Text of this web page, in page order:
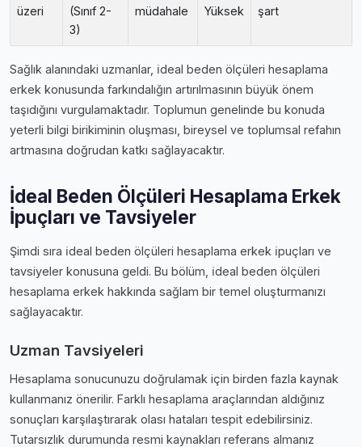
üzeri
(Sınıf 2-
3)
müdahale
Yüksek
şart
Sağlık alanındaki uzmanlar, i̇deal beden ölçüleri hesaplama
erkek konusunda farkındalığın artırılmasının büyük önem
taşıdığını vurgulamaktadır. Toplumun genelinde bu konuda
yeterli bilgi birikiminin oluşması, bireysel ve toplumsal refahın
artmasına doğrudan katkı sağlayacaktır.
İdeal Beden Ölçüleri Hesaplama Erkek
İpuçları ve Tavsiyeler
Şimdi sıra i̇deal beden ölçüleri hesaplama erkek i̇puçları ve
tavsiyeler konusuna geldi. Bu bölüm, i̇deal beden ölçüleri
hesaplama erkek hakkında sağlam bir temel oluşturmanızı
sağlayacaktır.
Uzman Tavsiyeleri
Hesaplama sonucunuzu doğrulamak için birden fazla kaynak
kullanmanız önerilir. Farklı hesaplama araçlarından aldığınız
sonuçları karşılaştırarak olası hataları tespit edebilirsiniz.
Tutarsızlık durumunda resmi kaynakları referans almanız